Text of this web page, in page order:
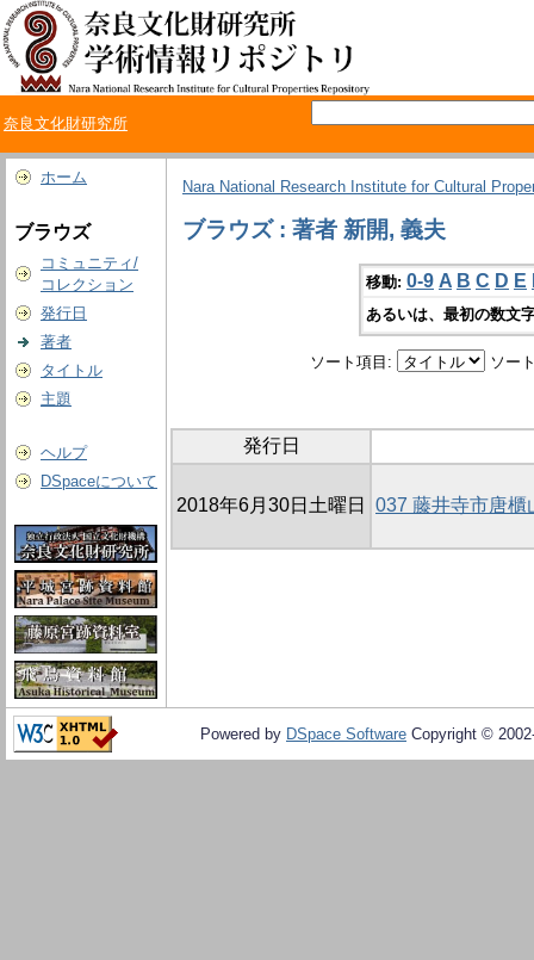
奈良文化財研究所
ホーム
ブラウズ
コミュニティ/
コレクション
発行日
著者
タイトル
主題
ヘルプ
DSpaceについて
Nara National Research Institute for Cultural
ブラウズ : 著者 新開, 義夫
移動: 0-9 A B C D E
あるいは、最初の数文
ソート項目: ソー
発行日
2018年6月30日土曜日 037 藤井寺市唐櫃
Powered by DSpace Software Copyright ©